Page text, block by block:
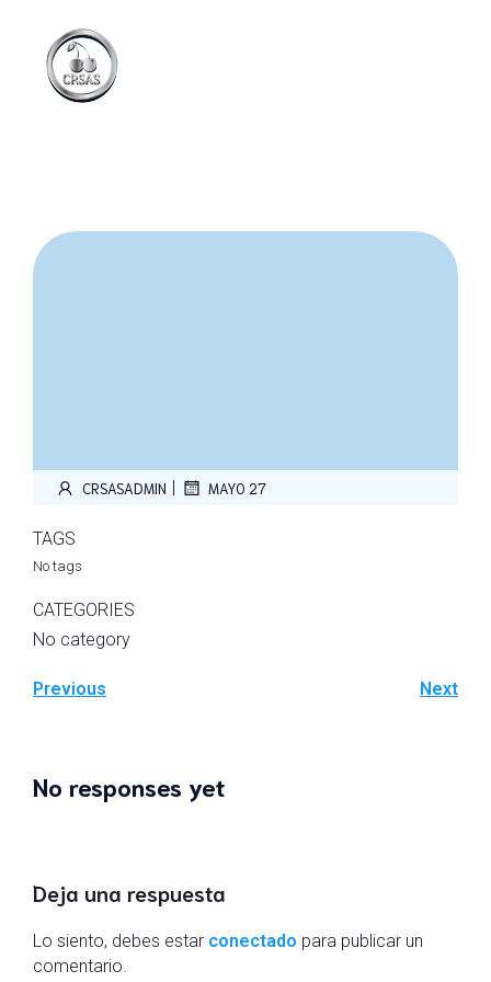
CRSASADMIN MAYO 27
TAGS
No tags
CATEGORIES
No category
Previous Next
No responses yet
Deja una respuesta
Lo siento, debes estar conectado para publicar un
comentario.